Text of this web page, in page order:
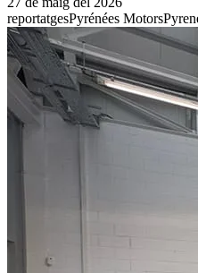
reportatgesPyrénées Motors